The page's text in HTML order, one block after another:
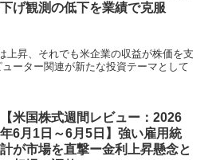
下げ観測の低下を業績で克服
上昇、それでも米企業の収益が株価を支
ーター関連が新たな投資テーマとして
【米国株式週間レビュー：2026
年6月1日～6月5日】強い雇用統
計が市場を直撃ー金利上昇懸念と